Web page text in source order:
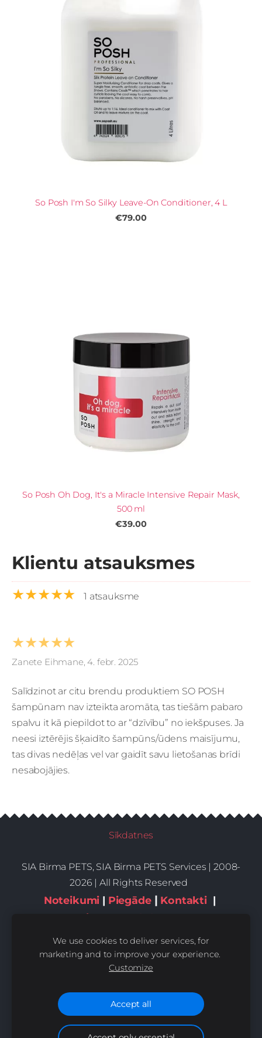
So Posh I'm So Silky Leave-On Conditioner, 4 L
€79.00
So Posh Oh Dog, It's a Miracle Intensive Repair Mask,
500 ml
€39.00
Klientu atsauksmes
★★★★★ 1 atsauksme
★★★★★
Zanete Eihmane, 4. febr. 2025
Salīdzinot ar citu brendu produktiem SO POSH
šampūnam nav izteikta aromāta, tas tiešām pabaro
spalvu it kā piepildot to ar “dzīvību” no iekšpuses. Ja
neesi iztērējis šķaidīto šampūns/ūdens maisījumu,
tas divas nedēļas vel var gaidīt savu lietošanas brīdi
nesabojājies.
Sīkdatnes
SIA Birma PETS, SIA Birma PETS Services | 2008-
2026 | All Rights Reserved
Noteikumi | Piegāde | Kontakti|
Privātums,sīkdatnes
We use cookies to deliver services, for
marketing and to improve your experience.
Customize
Accept all